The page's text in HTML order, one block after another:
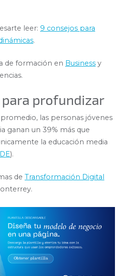
leer: 9 consejos para
.
de formación en Business y
profundizar
promedio, las personas jóvenes
ganan un 39% más que
la educación media
).
de Transformación Digital